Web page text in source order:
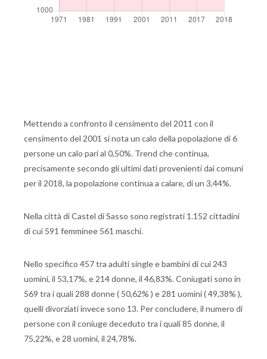
Mettendo a confronto il censimento del 2011 con il
censimento del 2001 si nota un calo della popolazione di 6
persone un calo pari al 0,50%. Trend che continua,
precisamente secondo gli ultimi dati provenienti dai comuni
per il 2018, la popolazione continua a calare, di un 3,44%.
Nella città di Castel di Sasso sono registrati 1.152 cittadini
di cui 591 femminee 561 maschi.
Nello specifico 457 tra adulti single e bambini di cui 243
uomini, il 53,17%, e 214 donne, il 46,83%. Coniugati sono in
569 tra i quali 288 donne ( 50,62% ) e 281 uomini ( 49,38% ),
quelli divorziati invece sono 13. Per concludere, il numero di
persone con il coniuge deceduto tra i quali 85 donne, il
75,22%, e 28 uomini, il 24,78%.